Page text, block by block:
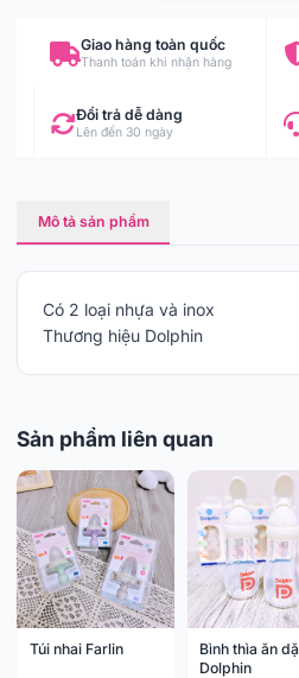
Giao hàng toàn quốc
Thanh toán khi nhận hàng
Đổi trả dễ dàng
Lên đến 30 ngày
Mô tả sản phẩm
Có 2 loại nhựa và inox
Thương hiệu Dolphin
Sản phẩm liên quan
Túi nhai Farlin
Bình thìa ăn
Dolphin